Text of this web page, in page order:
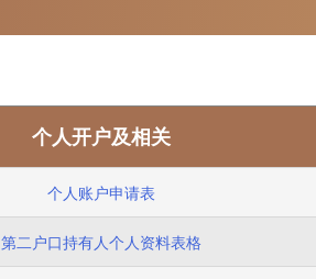
个人开户及相关
个人账户申请表
第二户口持有人个人资料表格